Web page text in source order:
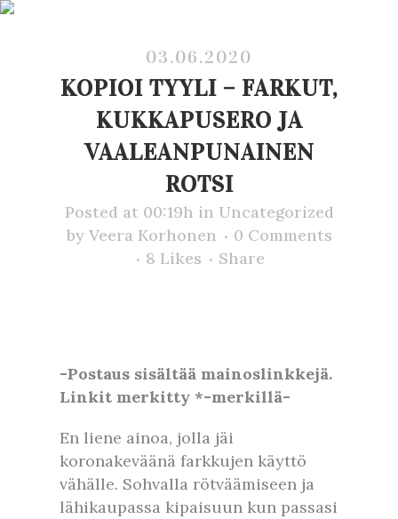
03.06.2020
KOPIOI TYYLI – FARKUT,
KUKKAPUSERO JA
VAALEANPUNAINEN
ROTSI
Posted at 00:19h in Uncategorized
by Veera Korhonen
0 Comments
8 Likes Share
-Postaus sisältää mainoslinkkejä.
Linkit merkitty *-merkillä-
En liene ainoa, jolla jäi
koronakeväänä farkkujen käyttö
vähälle. Sohvalla rötväämiseen ja
lähikaupassa kipaisuun kun passasi